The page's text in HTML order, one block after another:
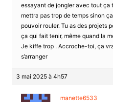
essayant de jongler avec tout ça
mettra pas trop de temps sinon
pouvoir rouler. Tu as des projets
ça qui fait tenir, même quand la
Je kiffe trop . Accroche-toi, ça
s’arranger
3 mai 2025 à 4h57
manette6533